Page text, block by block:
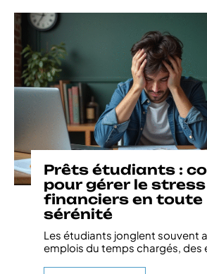
Prêts étudiants :
pour gérer le stress
financiers en toute
sérénité
Les étudiants jonglent souvent
emplois du temps chargés, des